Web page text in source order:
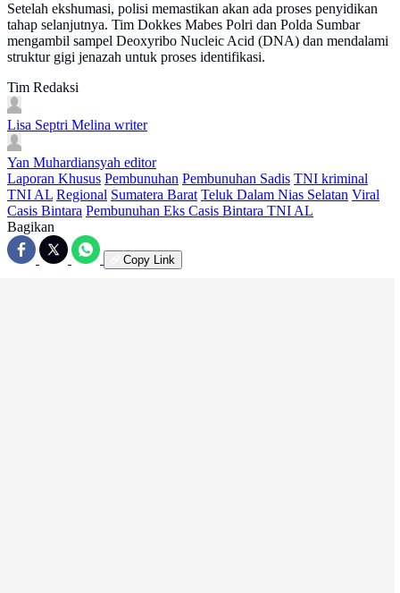
Setelah ekshumasi, polisi memastikan akan ada proses penyidikan
tahap selanjutnya. Tim Dokkes Mabes Polri dan Polda Sumbar
mengambil sampel Deoxyribo Nucleic Acid (DNA) dan mendalami
struktur gigi jenazah untuk proses identifikasi.
Tim Redaksi
Lisa Septri Melina writer
Yan Muhardiansyah editor
Laporan Khusus Pembunuhan Pembunuhan Sadis TNI kriminal
TNI AL Regional Sumatera Barat Teluk Dalam Nias Selatan Viral
Casis Bintara Pembunuhan Eks Casis Bintara TNI AL
Bagikan
Copy Link